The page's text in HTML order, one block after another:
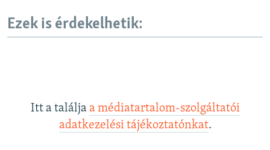
Ezek is érdekelhetik:
Itt a találja a médiatartalom-szolgáltatói
adatkezelési tájékoztatónkat.